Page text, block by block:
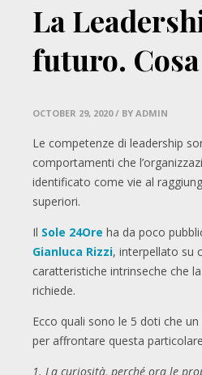
La
futuro.
OCTOBER 29, 2020 / BY ADMIN
Le competenze di leadership
comportamenti che
identificato come vie al
superiori.
Il Sole 24Ore ha da poco
Gianluca Rizzi, interpellato su
caratteristiche intrinseche che
richiede.
Ecco quali sono le 5 doti che
per affrontare questa
1. La curiosità, perché ora le